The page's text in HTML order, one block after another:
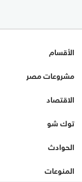
الأقسام
مشروعات مصر
الاقتصاد
توك شو
الحوادث
المنوعات